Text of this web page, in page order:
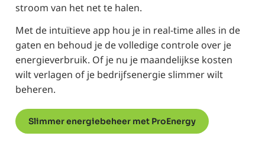
stroom van het net te halen.
Met de intuïtieve app hou je in real-time alles in de
gaten en behoud je de volledige controle over je
energieverbruik. Of je nu je maandelijkse kosten
wilt verlagen of je bedrijfsenergie slimmer wilt
beheren.
Slimmer energiebeheer met ProEnergy